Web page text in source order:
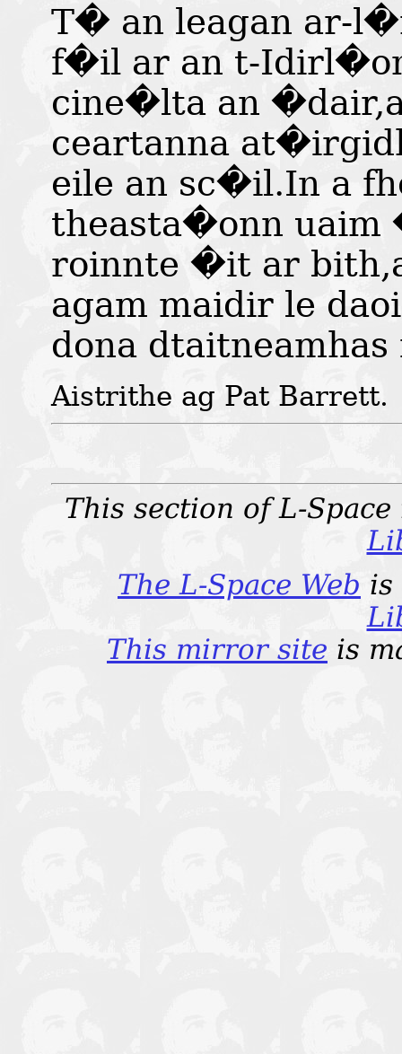
T� an leagan ar-
f�il ar an t-
cine�lta an
ceartanna
eile an sc�il.In a
theasta�onn
roinnte �it ar
agam maidir le
dona
Aistrithe ag Pat Barrett.
This section of L-
The L-Space Web is
This mirror site is